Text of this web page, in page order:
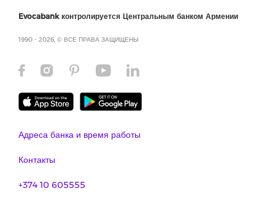
Evocabank контролируется Центральным банком Армении
1990 - 2026, © ВСЕ ПРАВА ЗАЩИЩЕНЫ
Адреса банка и время работы
Контакты
+374 10 605555